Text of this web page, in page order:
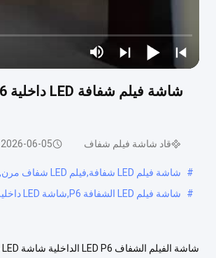
قاد شاشة فيلم شفاف 2026-06-05
#
شاشة فيلم LED شفافة,فيلم LED شفاف مرن,شاشة عرض فيلم LED
#
شاشة فيلم LED الشفافة P6,شاشة LED داخلية قابلة للتخصيص,شاشة فيلم شفافة للإعلان